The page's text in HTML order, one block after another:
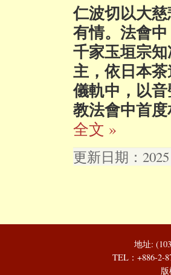
仁波切以大
有情。法會
千家玉垣宗
主，依日本
儀軌中，以
教法會中首
全文 »
更新日期：
地址:
TEL：+886-2-